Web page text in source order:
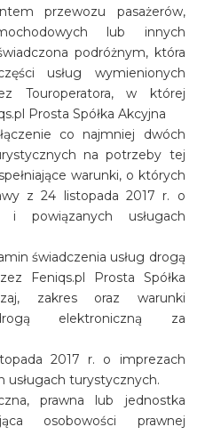
przewozu pasażerów,
lub innych
podróżnym, która
usług wymienionych
Touroperatora, w której
Prosta Spółka Akcyjna
co najmniej dwóch
na potrzeby tej
warunki, o których
z 24 listopada 2017 r. o
i powiązanych usługach
świadczenia usług drogą
Feniqs.pl Prosta Spółka
zakres oraz warunki
elektroniczną za
2017 r. o imprezach
usługach turystycznych.
prawna lub jednostka
osobowości prawnej